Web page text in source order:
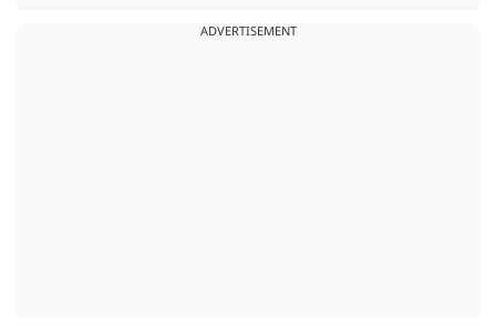
ADVERTISEMENT